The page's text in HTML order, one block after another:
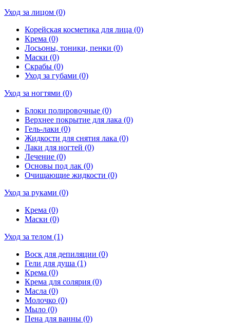
Уход за лицом (0)
Корейская косметика для лица (0)
Крема (0)
Лосьоны, тоники, пенки (0)
Маски (0)
Скрабы (0)
Уход за губами (0)
Уход за ногтями (0)
Блоки полировочные (0)
Верхнее покрытие для лака (0)
Гель-лаки (0)
Жидкости для снятия лака (0)
Лаки для ногтей (0)
Лечение (0)
Основы под лак (0)
Очищающие жидкости (0)
Уход за руками (0)
Крема (0)
Маски (0)
Уход за телом (1)
Воск для депиляции (0)
Гели для душа (1)
Крема (0)
Крема для солярия (0)
Масла (0)
Молочко (0)
Мыло (0)
Пена для ванны (0)